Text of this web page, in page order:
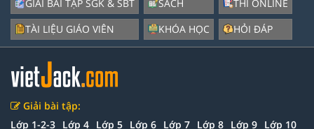
GIẢI BÀI TẬP SGK & SBT
TÀI LIỆU GIÁO VIÊN
SÁCH
KHÓA HỌC
THI ONLINE
HỎI ĐÁP
Giải bài tập:
Lớp 1-2-3 Lớp 4 Lớp 5 Lớp 6 Lớp 7 Lớp 8 Lớp 9 Lớp 10